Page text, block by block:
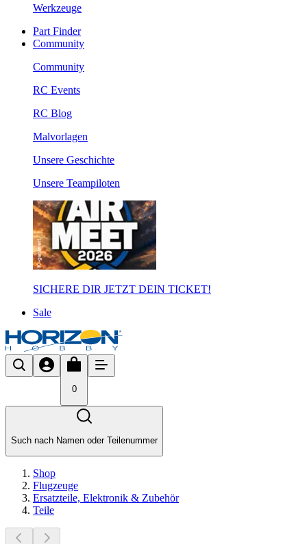
Werkzeuge
Part Finder
Community
Community
RC Events
RC Blog
Malvorlagen
Unsere Geschichte
Unsere Teampiloten
SICHERE DIR JETZT DEIN TICKET!
Sale
0
Such nach Namen oder Teilenummer
Shop
Flugzeuge
Ersatzteile, Elektronik & Zubehör
Teile